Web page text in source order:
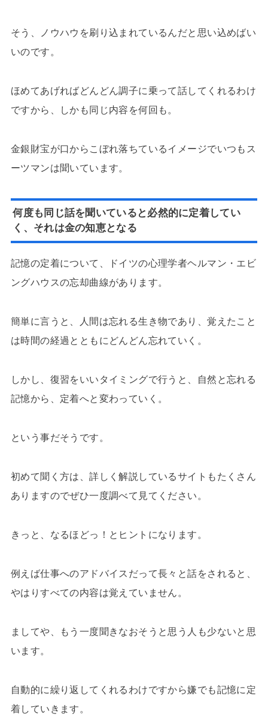
そう、ノウハウを刷り込まれているんだと思い込めばい
いのです。
ほめてあげればどんどん調子に乗って話してくれるわけ
ですから、しかも同じ内容を何回も。
金銀財宝が口からこぼれ落ちているイメージでいつもス
ーツマンは聞いています。
何度も同じ話を聞いていると必然的に定着してい
く、それは金の知恵となる
記憶の定着について、ドイツの心理学者ヘルマン・エビ
ングハウスの忘却曲線があります。
簡単に言うと、人間は忘れる生き物であり、覚えたこと
は時間の経過とともにどんどん忘れていく。
しかし、復習をいいタイミングで行うと、自然と忘れる
記憶から、定着へと変わっていく。
という事だそうです。
初めて聞く方は、詳しく解説しているサイトもたくさん
ありますのでぜひ一度調べて見てください。
きっと、なるほどっ！とヒントになります。
例えば仕事へのアドバイスだって長々と話をされると、
やはりすべての内容は覚えていません。
ましてや、もう一度聞きなおそうと思う人も少ないと思
います。
自動的に繰り返してくれるわけですから嫌でも記憶に定
着していきます。